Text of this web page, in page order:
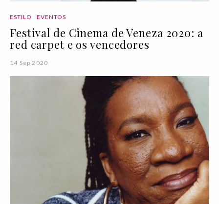
ESTILO EVENTOS
Festival de Cinema de Veneza 2020: a
red carpet e os vencedores
14 Sep 2020